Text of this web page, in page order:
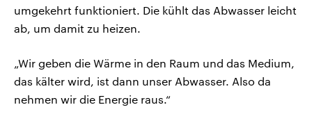
umgekehrt funktioniert. Die kühlt das Abwasser leicht
ab, um damit zu heizen.
„Wir geben die Wärme in den Raum und das Medium,
das kälter wird, ist dann unser Abwasser. Also da
nehmen wir die Energie raus.“